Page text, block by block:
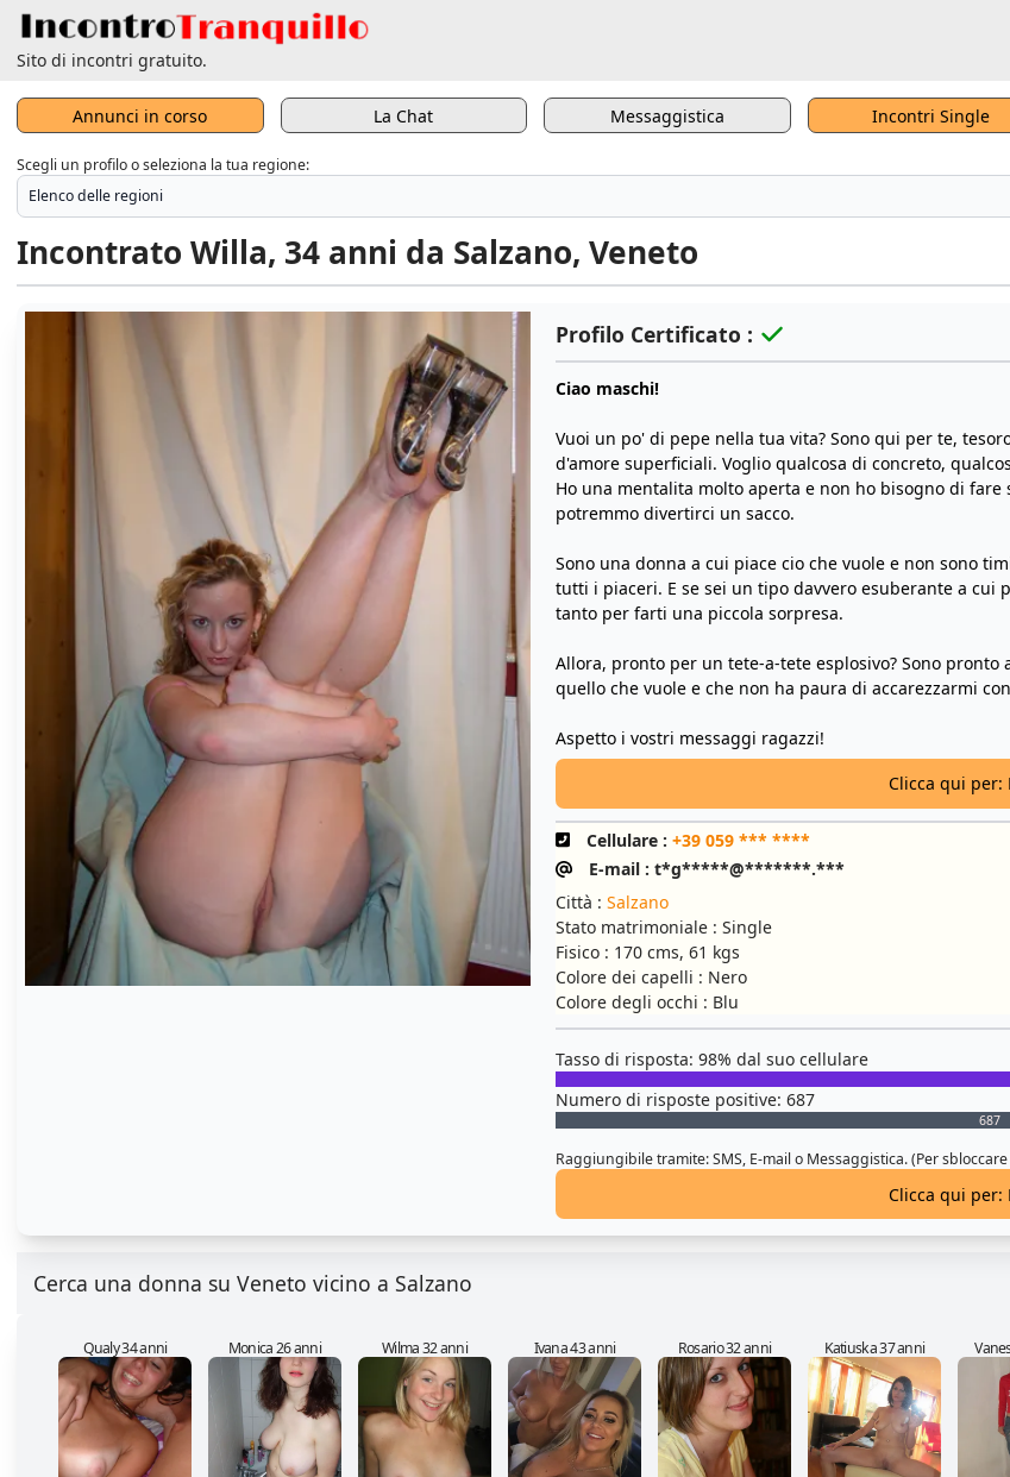
Sito di incontri gratuito.
Annunci in corso La Chat Messaggistica Incontri Single
Scegli un profilo o seleziona la tua regione:
Incontrato Willa, 34 anni da Salzano, Veneto
Profilo Certificato :
Ciao maschi!
Vuoi un po' di pepe nella tua vita? Sono qui per te,
d'amore superficiali. Voglio qualcosa di concreto,
Ho una mentalita molto aperta e non ho bisogno di
potremmo divertirci un sacco.
Sono una donna a cui piace cio che vuole e non sono
tutti i piaceri. E se sei un tipo davvero esuberante a
tanto per farti una piccola sorpresa.
Allora, pronto per un tete-a-tete esplosivo? Sono
quello che vuole e che non ha paura di accarezzarmi
Aspetto i vostri messaggi ragazzi!
Clicca qui per:
Cellulare : +39 059 *** ****
E-mail : t*g*****@*******.***
Città : Salzano
Stato matrimoniale : Single
Fisico : 170 cms, 61 kgs
Colore dei capelli : Nero
Colore degli occhi : Blu
Tasso di risposta: 98% dal suo cellulare
Numero di risposte positive: 687
687
Raggiungibile tramite: SMS, E-mail o Messaggistica. (Per
Clicca qui per:
Cerca una donna su Veneto vicino a Salzano
Qualy 34 anni Monica 26 anni Wilma 32 anni Ivana 43 anni Rosario 32 anni Katiuska 37 anni